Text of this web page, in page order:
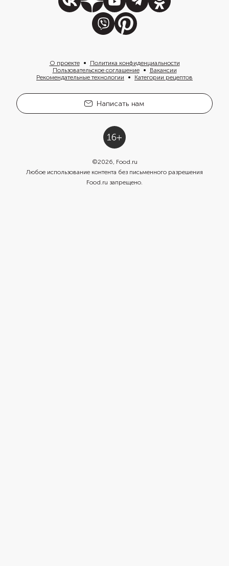
О проекте
Политика конфиденциальности
Пользовательское соглашение
Вакансии
Рекомендательные технологии
Категории рецептов
Написать нам
©2026, Food.ru
Любое использование контента без письменного разрешения
Food.ru запрещено.